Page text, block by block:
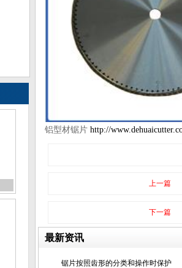
铝型材锯片 http://
上一篇
下一篇
最新资讯
锯片按照齿形的分类和操作时保护